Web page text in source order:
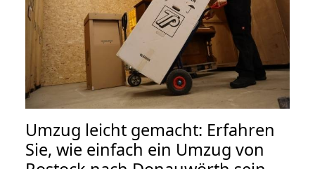
Umzug leicht gemacht: Erfahren
Sie, wie einfach ein Umzug von